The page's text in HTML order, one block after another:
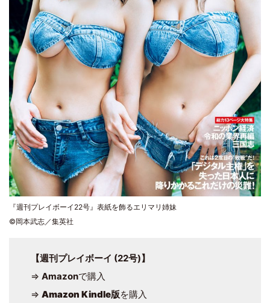
『週刊プレイボーイ22号』表紙を飾るエリマリ姉妹
©岡本武志／集英社
【週刊プレイボーイ (22号)】
⇒ Amazonで購入
⇒ Amazon Kindle版を購入